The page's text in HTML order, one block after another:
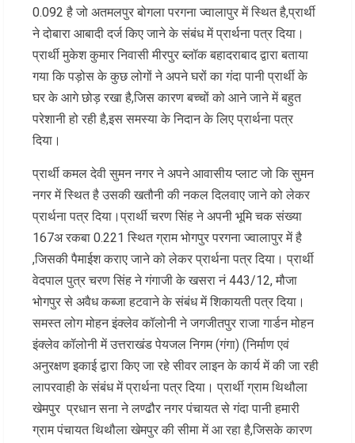
0.092 है जो अतमलपुर बोगला परगना ज्वालापुर में स्थित है,प्रार्थी
ने दोबारा आबादी दर्ज किए जाने के संबंध में प्रार्थना पत्र दिया।
प्रार्थी मुकेश कुमार निवासी मीरपुर ब्लॉक बहादराबाद द्वारा बताया
गया कि पड़ोस के कुछ लोगों ने अपने घरों का गंदा पानी प्रार्थी के
घर के आगे छोड़ रखा है,जिस कारण बच्चों को आने जाने में बहुत
परेशानी हो रही है,इस समस्या के निदान के लिए प्रार्थना पत्र
दिया।
प्रार्थी कमल देवी सुमन नगर ने अपने आवासीय प्लाट जो कि सुमन
नगर में स्थित है उसकी खतौनी की नकल दिलवाए जाने को लेकर
प्रार्थना पत्र दिया।प्रार्थी चरण सिंह ने अपनी भूमि चक संख्या
167अ रकबा 0.221 स्थित ग्राम भोगपुर परगना ज्वालापुर में है
,जिसकी पैमाईश कराए जाने को लेकर प्रार्थना पत्र दिया। प्रार्थी
वेदपाल पुत्र चरण सिंह ने गंगाजी के खसरा नं 443/12, मौजा
भोगपुर से अवैध कब्जा हटवाने के संबंध में शिकायती पत्र दिया।
समस्त लोग मोहन इंक्लेव कॉलोनी ने जगजीतपुर राजा गार्डन मोहन
इंक्लेव कॉलोनी में उत्तराखंड पेयजल निगम (गंगा) (निर्माण एवं
अनुरक्षण इकाई द्वारा किए जा रहे सीवर लाइन के कार्य में की जा रही
लापरवाही के संबंध में प्रार्थना पत्र दिया। प्रार्थी ग्राम थिथौला
खेमपुर प्रधान सना ने लण्ढौर नगर पंचायत से गंदा पानी हमारी
ग्राम पंचायत थिथौला खेमपुर की सीमा में आ रहा है,जिसके कारण